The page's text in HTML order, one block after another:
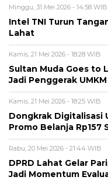
Minggu, 31 Mei 2026 - 14:58 WIB
Intel TNI Turun
Lahat
Kamis, 21 Mei 2026 - 18:28 WIB
Sultan Muda Goes to
Jadi Penggerak
Kamis, 21 Mei 2026 - 18:25 WIB
Dongkrak Digitalisasi
Promo Belanja Rp157
Rabu, 20 Mei 2026 - 21:44 WIB
DPRD Lahat Gelar
Jadi Momentum